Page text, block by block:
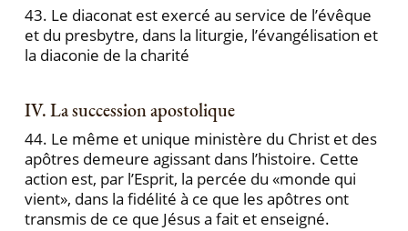
43. Le diaconat est exercé au service de l’évêque
et du presbytre, dans la liturgie, l’évangélisation et
la diaconie de la charité
IV. La succession apostolique
44. Le même et unique ministère du Christ et des
apôtres demeure agissant dans l’histoire. Cette
action est, par l’Esprit, la percée du «monde qui
vient», dans la fidélité à ce que les apôtres ont
transmis de ce que Jésus a fait et enseigné.